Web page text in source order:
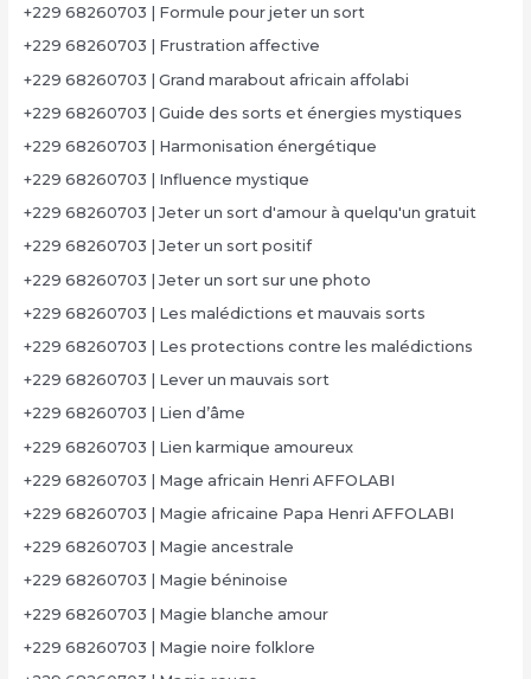
+229 68260703 | Formule pour jeter un sort
+229 68260703 | Frustration affective
+229 68260703 | Grand marabout africain affolabi
+229 68260703 | Guide des sorts et énergies mystiques
+229 68260703 | Harmonisation énergétique
+229 68260703 | Influence mystique
+229 68260703 | Jeter un sort d'amour à quelqu'un gratuit
+229 68260703 | Jeter un sort positif
+229 68260703 | Jeter un sort sur une photo
+229 68260703 | Les malédictions et mauvais sorts
+229 68260703 | Les protections contre les malédictions
+229 68260703 | Lever un mauvais sort
+229 68260703 | Lien d’âme
+229 68260703 | Lien karmique amoureux
+229 68260703 | Mage africain Henri AFFOLABI
+229 68260703 | Magie africaine Papa Henri AFFOLABI
+229 68260703 | Magie ancestrale
+229 68260703 | Magie béninoise
+229 68260703 | Magie blanche amour
+229 68260703 | Magie noire folklore